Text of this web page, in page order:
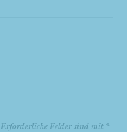
Erforderliche Felder sind mit *